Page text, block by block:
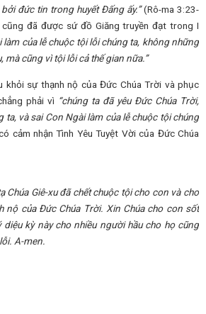
đức tin trong huyết Đấng ấy.”(Rô-ma 3:23-
cũng đã được sứ đồ Giăng truyền đạt trong I
làm của lễ chuộc tội lỗi chúng ta, không những
mà cũng vì tội lỗi cả thế gian nữa.”
khỏi sự thạnh nộ của Đức Chúa Trời và phục
phải vì “chúng ta đã yêu Đức Chúa Trời,
ta, và sai Con Ngài làm của lễ chuộc tội chúng
cảm nhận Tình Yêu Tuyệt Vời của Đức Chúa
Chúa Giê-xu đã chết chuộc tội cho con và cho
nộ của Đức Chúa Trời. Xin Chúa cho con sốt
diệu kỳ này cho nhiều người hầu cho họ cũng
A-men.